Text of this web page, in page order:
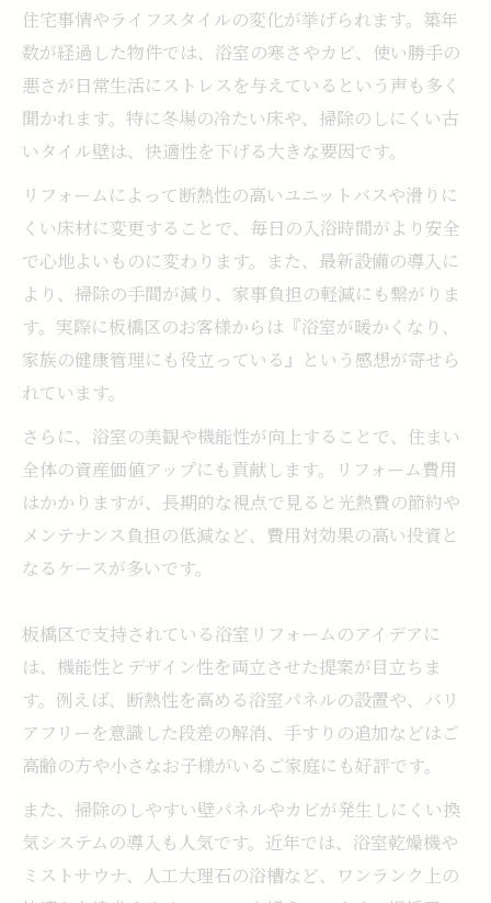
住宅事情やライフスタイルの変化が挙げられます。築年
数が経過した物件では、浴室の寒さやカビ、使い勝手の
悪さが日常生活にストレスを与えているという声も多く
聞かれます。特に冬場の冷たい床や、掃除のしにくい古
いタイル壁は、快適性を下げる大きな要因です。
リフォームによって断熱性の高いユニットバスや滑りに
くい床材に変更することで、毎日の入浴時間がより安全
で心地よいものに変わります。また、最新設備の導入に
より、掃除の手間が減り、家事負担の軽減にも繋がりま
す。実際に板橋区のお客様からは『浴室が暖かくなり、
家族の健康管理にも役立っている』という感想が寄せら
れています。
さらに、浴室の美観や機能性が向上することで、住まい
全体の資産価値アップにも貢献します。リフォーム費用
はかかりますが、長期的な視点で見ると光熱費の節約や
メンテナンス負担の低減など、費用対効果の高い投資と
なるケースが多いです。
板橋区で支持されている浴室リフォームのアイデアに
は、機能性とデザイン性を両立させた提案が目立ちま
す。例えば、断熱性を高める浴室パネルの設置や、バリ
アフリーを意識した段差の解消、手すりの追加などはご
高齢の方や小さなお子様がいるご家庭にも好評です。
また、掃除のしやすい壁パネルやカビが発生しにくい換
気システムの導入も人気です。近年では、浴室乾燥機や
ミストサウナ、人工大理石の浴槽など、ワンランク上の